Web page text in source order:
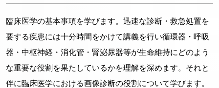
臨床医学の基本事項を学びます。迅速な診断・救急処置を
要する疾患には十分時間をかけて講義を行い循環器・呼吸
器・中枢神経・消化管・腎泌尿器等が生命維持にどのよう
な重要な役割を果たしているかを理解を深めます。それと
伴に臨床医学における画像診断の役割について学びます。